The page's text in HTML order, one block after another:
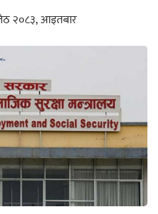
२०८३, आइतबार